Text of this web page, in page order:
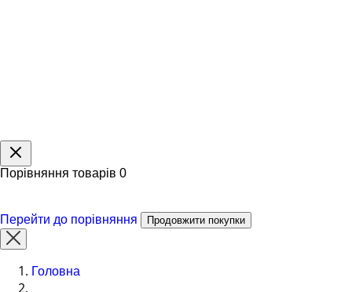
Порівняння товарів 0
Перейти до порівняння Продовжити покупки
Головна